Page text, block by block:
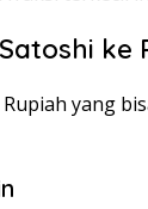
ke
yang